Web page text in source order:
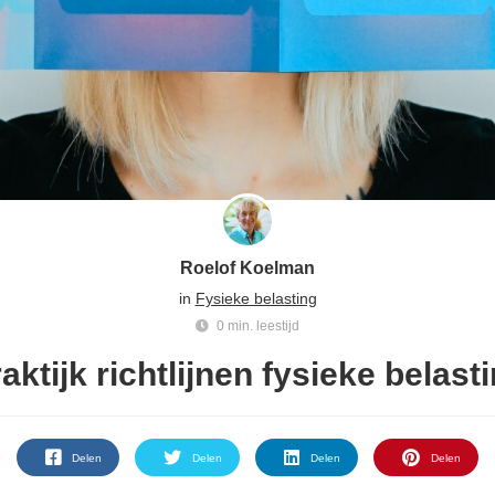
Roelof Koelman
in Fysieke belasting
0 min. leestijd
richtlijnen fysieke
Delen Delen Delen Delen